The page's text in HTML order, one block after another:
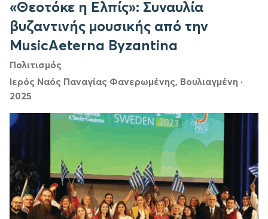
«Θεοτόκε η Ελπίς»: Συναυλία
βυζαντινής μουσικής από την
MusicAeterna Byzantina
Πολιτισμός
Ιερός Ναός Παναγίας Φανερωμένης, Βουλιαγμένη ·
2025